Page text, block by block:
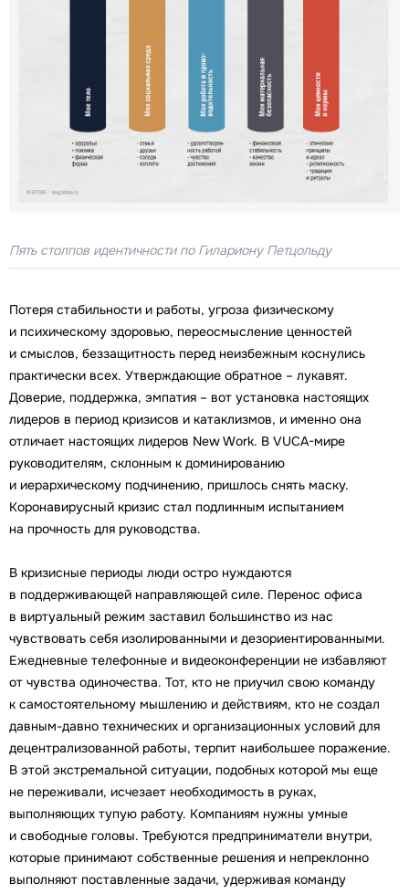
Пять столпов идентичности по Гилариону Петцольду
Потеря стабильности и работы, угроза физическому
и психическому здоровью, переосмысление ценностей
и смыслов, беззащитность перед неизбежным коснулись
практически всех. Утверждающие обратное – лукавят.
Доверие, поддержка, эмпатия – вот установка настоящих
лидеров в период кризисов и катаклизмов, и именно она
отличает настоящих лидеров New Work. В VUCA-мире
руководителям, склонным к доминированию
и иерархическому подчинению, пришлось снять маску.
Коронавирусный кризис стал подлинным испытанием
на прочность для руководства.
В кризисные периоды люди остро нуждаются
в поддерживающей направляющей силе. Перенос офиса
в виртуальный режим заставил большинство из нас
чувствовать себя изолированными и дезориентированными.
Ежедневные телефонные и видеоконференции не избавляют
от чувства одиночества. Тот, кто не приучил свою команду
к самостоятельному мышлению и действиям, кто не создал
давным-давно технических и организационных условий для
децентрализованной работы, терпит наибольшее поражение.
В этой экстремальной ситуации, подобных которой мы еще
не переживали, исчезает необходимость в руках,
выполняющих тупую работу. Компаниям нужны умные
и свободные головы. Требуются предприниматели внутри,
которые принимают собственные решения и непреклонно
выполняют поставленные задачи, удерживая команду